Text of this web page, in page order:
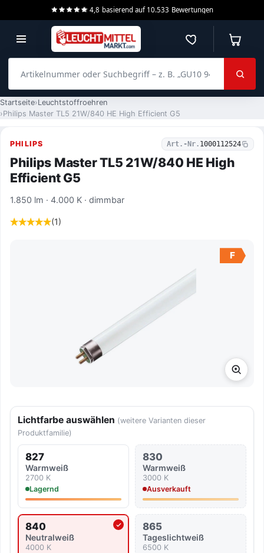
4,8 basierend auf 10.533 Bewertungen
Merkzettel
Startseite Leuchtstoffroehren
Philips Master TL5 21W/840 HE High Efficient G5
PHILIPS Art.-Nr. 1000112524
Philips Master TL5 21W/840 HE High
Efficient G5
1.850 lm · 4.000 K · dimmbar
(1)
F
Lichtfarbe auswählen (weitere Varianten dieser
Produktfamilie)
827
Warmweiß
2700 K
Lagernd
830
Warmweiß
3000 K
Ausverkauft
840
Neutralweiß
4000 K
Aktuell ausgewählte Lichtfarbe
865
Tageslicht­weiß
6500 K